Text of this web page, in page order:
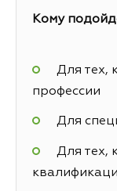
Кому
Для тех,
профессии
Для
Для тех,